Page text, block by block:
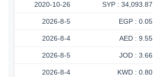
34,093.87 : SYP
2020-10-26
0.05 : EGP
2026-8-5
9.55 : AED
2026-8-4
3.66 : JOD
2026-8-5
0.80 : KWD
2026-8-4